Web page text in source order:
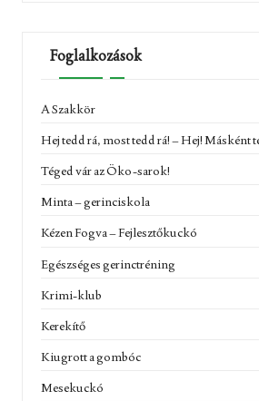
Foglalkozások
A Szakkör
Hej tedd rá, most tedd rá! – Hej! Másként
Téged vár az Öko-sarok!
Minta – gerinciskola
Kézen Fogva – Fejlesztőkuckó
Egészséges gerinctréning
Krimi-klub
Kerekítő
Kiugrott a gombóc
Mesekuckó